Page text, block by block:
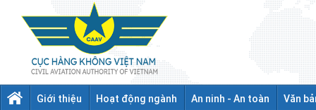
Giới thiệu Hoạt động ngành An ninh - An toàn Văn